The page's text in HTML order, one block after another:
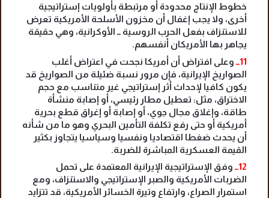
خطوط الإنتاج محدودة أو مرتبطة بأولويات إستراتيجية
أخرى، ولا يجب إغفال أن مخزون الأسلحة الأمريكية تعرض
للاستنزاف بفعل الحرب الروسية ــ الأوكرانية، وهي حقيقة
يجاهر بها الأمريكان أنفسهم.
11ــ وعلى افتراض أن أمريكا نجحت في اعتراض أغلب
الصواريخ الإيرانية، فإن مرور نسبة ضئيلة من الصواريخ قد
يكون كافيا لإحداث أثر إستراتيجي غير متناسب مع حجم
الاختراق، مثل: تعطيل مطار رئيسي، أو إصابة منشأة
طاقة، وإغلاق مجال جوي، أو إصابة أو إغراق قطع بحرية
أمريكية أو حتى رفع تكلفة التأمين البحري وهو ما من شأنه
أن يحدث ضغطا اقتصاديا ونفسيا وسياسيا يتجاوز بكثير
القيمة العسكرية المباشرة للضربة.
12ــ وفق الإستراتيجية الإيرانية المعتمدة على تحمل
الضربات الأمريكية والصبر الإستراتيجي والاستنزاف، ومع
استمرار الصراع، وارتفاع وتيرة الخسائر الأمريكية، قد تتزايد